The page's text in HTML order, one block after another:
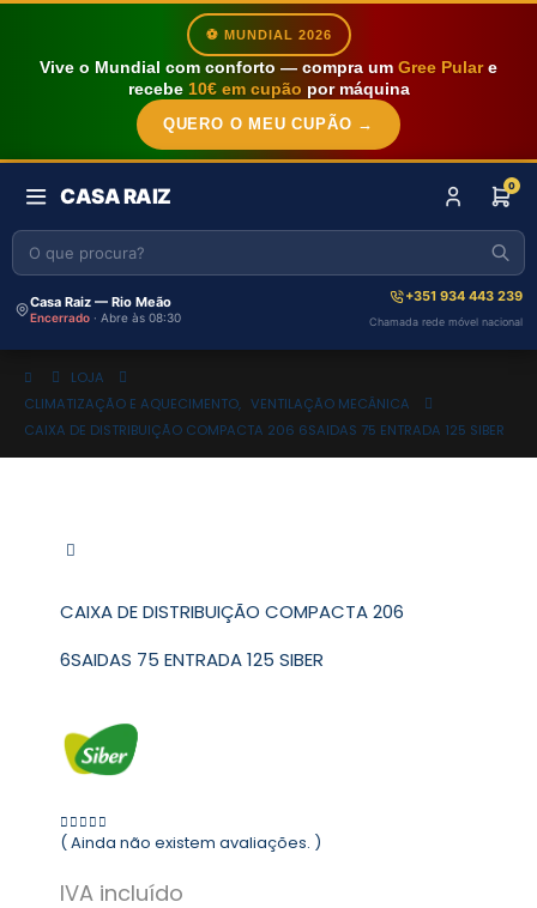
⚽ MUNDIAL 2026
Vive o Mundial com conforto — compra um Gree Pulare
recebe 10€ em cupão por máquina
QUERO O MEU CUPÃO →
CASA RAIZ 0
Casa Raiz — Rio Meão
Encerrado · Abre às 08:30
+351 934 443 239
Chamada rede móvel nacional
LOJA
CLIMATIZAÇÃO E AQUECIMENTO, VENTILAÇÃO MECÂNICA
CAIXA DE DISTRIBUIÇÃO COMPACTA 206 6SAIDAS 75 ENTRADA 125 SIBER
CAIXA DE DISTRIBUIÇÃO COMPACTA 206
6SAIDAS 75 ENTRADA 125 SIBER
0 out of 5
( Ainda não existem avaliações. )